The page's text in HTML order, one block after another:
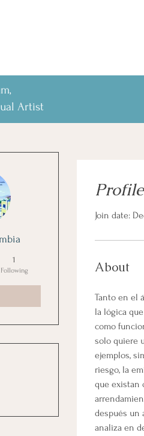
Artist
Profile
Join date:
About
Tanto en el
la lógica
como
solo quiere
ejemplos,
riesgo, la
que existan
después un
analiza en
1
Following